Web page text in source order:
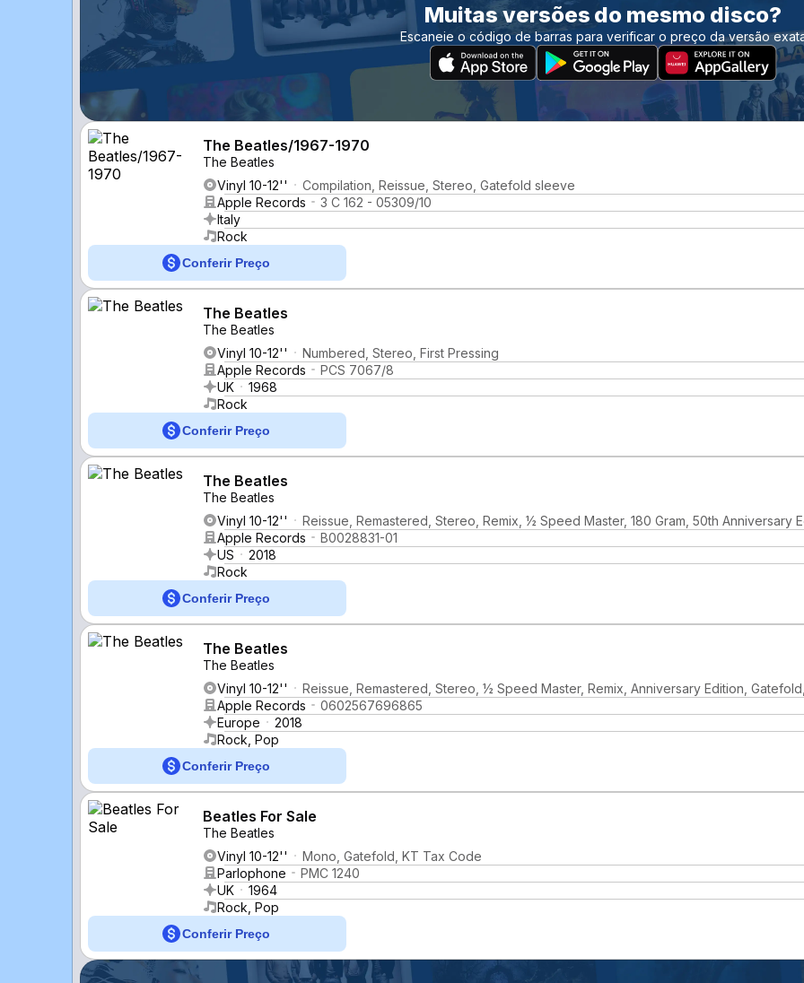
Muitas versões do mesmo disco?
Escaneie o código de barras para verificar o preço da versão
The Beatles/1967-1970
The Beatles
Vinyl 10-12''
Compilation, Reissue, Stereo, Gatefold sleeve
Apple Records
3 C 162 - 05309/10
Italy
Rock
Conferir Preço
The Beatles
The Beatles
Vinyl 10-12''
Numbered, Stereo, First Pressing
Apple Records
PCS 7067/8
UK
1968
Rock
Conferir Preço
The Beatles
The Beatles
Vinyl 10-12''
Reissue, Remastered, Stereo, Remix, ½ Speed Master, 180 Gram, 50th Anniversary
Apple Records
B0028831-01
US
2018
Rock
Conferir Preço
The Beatles
The Beatles
Vinyl 10-12''
Reissue, Remastered, Stereo, ½ Speed Master, Remix, Anniversary Edition,
Apple Records
0602567696865
Europe
2018
Rock, Pop
Conferir Preço
Beatles For Sale
The Beatles
Vinyl 10-12''
Mono, Gatefold, KT Tax Code
Parlophone
PMC 1240
UK
1964
Rock, Pop
Conferir Preço